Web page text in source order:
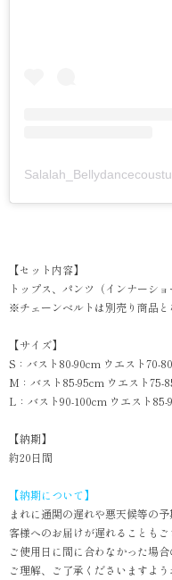
【セット内容】
トップス、パンツ（インナーショ
※チェーンベルトは別売り商品と
【サイズ】
S：バスト80-90cm ウエスト70-
M：バスト85-95cm ウエスト75-
L：バスト90-100cm ウエスト
【納期】
約20日間
【納期について】
まれに通関の遅れや悪天候等の
客様へのお届けが遅れることも
ご使用日に間に合わなかった場
ご理解、ご了承くださいますよう